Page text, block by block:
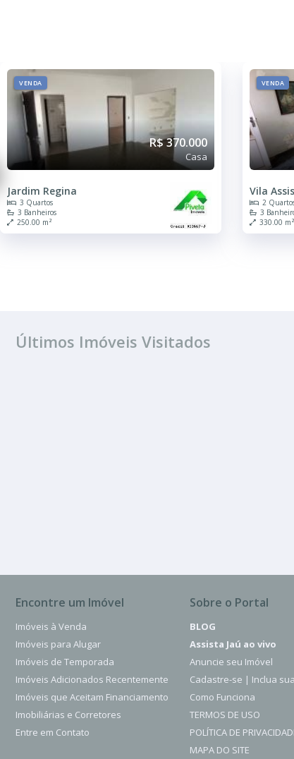
VENDA
R$ 370.000
Casa
Jardim Regina
3 Quartos
3 Banheiros
250.00 m²
VENDA
Vila Assis
2
3
330.00 m²
Últimos Imóveis Visitados
Encontre um Imóvel
Imóveis à Venda
Imóveis para Alugar
Imóveis de Temporada
Imóveis Adicionados Recentemente
Imóveis que Aceitam Financiamento
Imobiliárias e Corretores
Entre em Contato
Sobre o Portal
BLOG
Assista Jaú ao vivo
Anuncie seu Imóvel
Cadastre-se | Inclua
Como Funciona
TERMOS DE USO
POLÍTICA DE
MAPA DO SITE